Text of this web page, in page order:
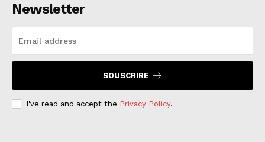
Newsletter
SOUSCRIRE
I've read and accept the Privacy Policy.